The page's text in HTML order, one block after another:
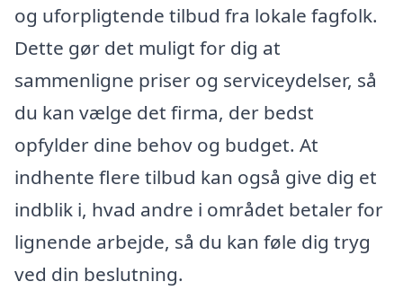
og uforpligtende tilbud fra lokale fagfolk.
Dette gør det muligt for dig at
sammenligne priser og serviceydelser, så
du kan vælge det firma, der bedst
opfylder dine behov og budget. At
indhente flere tilbud kan også give dig et
indblik i, hvad andre i området betaler for
lignende arbejde, så du kan føle dig tryg
ved din beslutning.